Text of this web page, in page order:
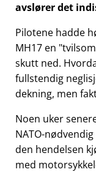
avslører det
Pilotene hadde
MH17 en
skutt ned.
fullstendig
dekning, men
Noen uker
NATO-
den hendelsen
med